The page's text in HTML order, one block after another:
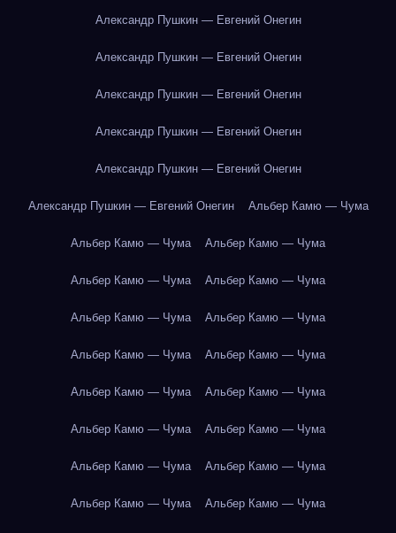
Александр Пушкин — Евгений Онегин
Александр Пушкин — Евгений Онегин
Александр Пушкин — Евгений Онегин
Александр Пушкин — Евгений Онегин
Александр Пушкин — Евгений Онегин
Александр Пушкин — Евгений Онегин Альбер Камю — Чума
Альбер Камю — Чума Альбер Камю — Чума
Альбер Камю — Чума Альбер Камю — Чума
Альбер Камю — Чума Альбер Камю — Чума
Альбер Камю — Чума Альбер Камю — Чума
Альбер Камю — Чума Альбер Камю — Чума
Альбер Камю — Чума Альбер Камю — Чума
Альбер Камю — Чума Альбер Камю — Чума
Альбер Камю — Чума Альбер Камю — Чума